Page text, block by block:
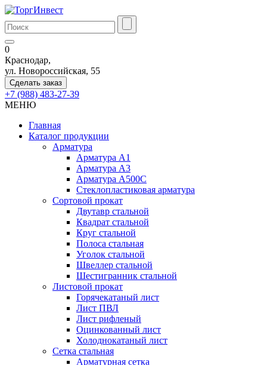
0
Краснодар,
ул. Новороссийская, 55
Сделать заказ
+7 (988) 483-27-39
МЕНЮ
Главная
Каталог продукции
Арматура
Арматура А1
Арматура А3
Арматура А500С
Стеклопластиковая арматура
Сортовой прокат
Двутавр стальной
Квадрат стальной
Круг стальной
Полоса стальная
Уголок стальной
Швеллер стальной
Шестигранник стальной
Листовой прокат
Горячекатаный лист
Лист ПВЛ
Лист рифленый
Оцинкованный лист
Холоднокатаный лист
Сетка стальная
Арматурная сетка